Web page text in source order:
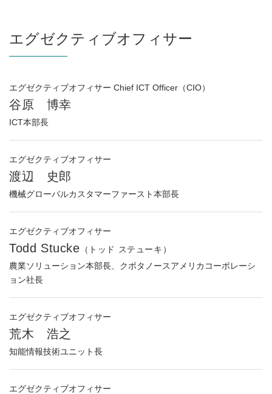
エグゼクティブオフィサー
エグゼクティブオフィサー Chief ICT Officer（CIO）
谷原 博幸
ICT本部長
エグゼクティブオフィサー
渡辺 史郎
機械グローバルカスタマーファースト本部長
エグゼクティブオフィサー
Todd Stucke （トッド ステューキ）
農業ソリューション本部長、クボタノースアメリカコーポレーシ
ョン社長
エグゼクティブオフィサー
荒木 浩之
知能情報技術ユニット長
エグゼクティブオフィサー